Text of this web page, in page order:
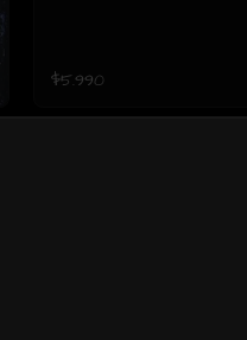
$5.990